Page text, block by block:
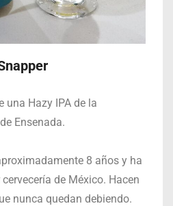
una Hazy IPA de la
de Ensenada.
8 años y ha
de México. Hacen
nunca quedan debiendo.